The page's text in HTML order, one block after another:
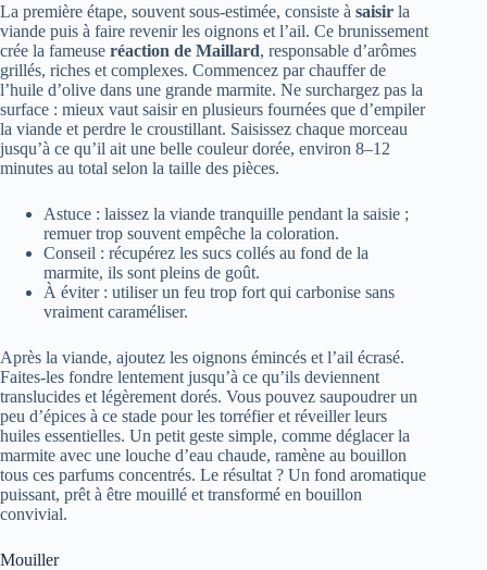
La première étape, souvent sous-estimée, consiste à saisir la
viande puis à faire revenir les oignons et l’ail. Ce brunissement
crée la fameuse réaction de Maillard, responsable d’arômes
grillés, riches et complexes. Commencez par chauffer de
l’huile d’olive dans une grande marmite. Ne surchargez pas la
surface : mieux vaut saisir en plusieurs fournées que d’empiler
la viande et perdre le croustillant. Saisissez chaque morceau
jusqu’à ce qu’il ait une belle couleur dorée, environ 8–12
minutes au total selon la taille des pièces.
Astuce : laissez la viande tranquille pendant la saisie ;
remuer trop souvent empêche la coloration.
Conseil : récupérez les sucs collés au fond de la
marmite, ils sont pleins de goût.
À éviter : utiliser un feu trop fort qui carbonise sans
vraiment caraméliser.
Après la viande, ajoutez les oignons émincés et l’ail écrasé.
Faites-les fondre lentement jusqu’à ce qu’ils deviennent
translucides et légèrement dorés. Vous pouvez saupoudrer un
peu d’épices à ce stade pour les torréfier et réveiller leurs
huiles essentielles. Un petit geste simple, comme déglacer la
marmite avec une louche d’eau chaude, ramène au bouillon
tous ces parfums concentrés. Le résultat ? Un fond aromatique
puissant, prêt à être mouillé et transformé en bouillon
convivial.
Mouiller